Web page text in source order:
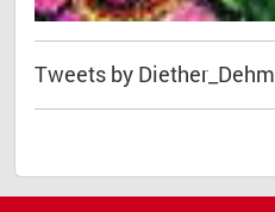
Tweets by Diether_Dehm